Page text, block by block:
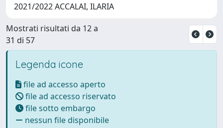
2021/2022 ACCALAI, ILARIA
Mostrati risultati da 12 a
31 di 57
Legenda icone
file ad accesso aperto
file ad accesso riservato
file sotto embargo
nessun file disponibile